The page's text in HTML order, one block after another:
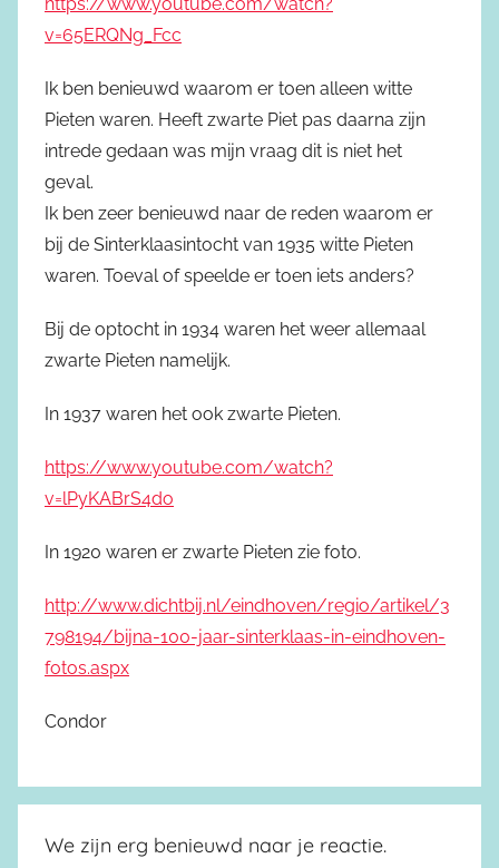
v=65ERQNg_Fcc
Ik ben benieuwd waarom er toen alleen witte
Pieten waren. Heeft zwarte Piet pas daarna zijn
intrede gedaan was mijn vraag dit is niet het
geval.
Ik ben zeer benieuwd naar de reden waarom er
bij de Sinterklaasintocht van 1935 witte Pieten
waren. Toeval of speelde er toen iets anders?
Bij de optocht in 1934 waren het weer allemaal
zwarte Pieten namelijk.
In 1937 waren het ook zwarte Pieten.
https://www.youtube.com/watch?
v=lPyKABrS4do
In 1920 waren er zwarte Pieten zie foto.
http://www.dichtbij.nl/eindhoven/regio/artikel/3
798194/bijna-100-jaar-sinterklaas-in-eindhoven-
fotos.aspx
Condor
We zijn erg benieuwd naar je reactie.